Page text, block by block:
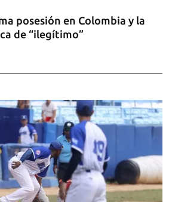
posesión en Colombia y la
de “ilegítimo”